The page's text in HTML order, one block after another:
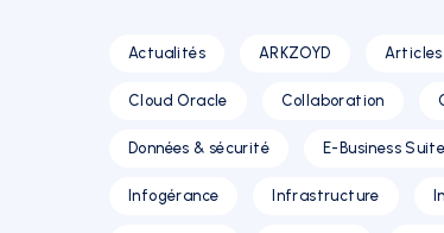
Actualités ARKZOYD
Cloud Oracle Collaboration
Données & sécurité E-Business
Infogérance Infrastructure